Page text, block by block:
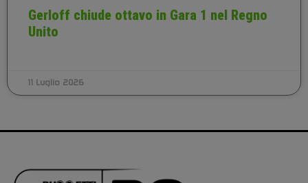
Gerloff chiude ottavo in Gara 1 nel Regno
Unito
11 Luglio 2026